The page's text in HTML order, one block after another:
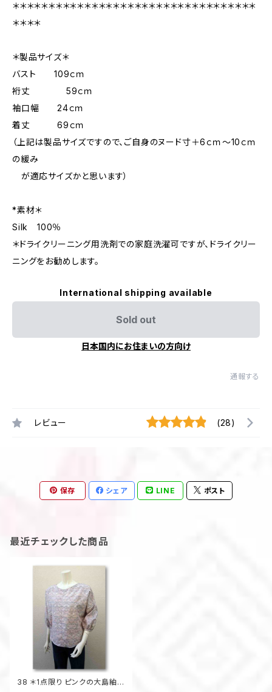
＊＊＊＊＊＊＊＊＊＊＊＊＊＊＊＊＊＊＊＊＊＊＊＊＊＊＊＊＊＊＊＊＊＊
＊＊＊＊
＊製品サイズ＊
バスト 109ｃｍ
裄丈 59ｃｍ
袖口幅 24ｃｍ
着丈 69ｃｍ
（上記は製品サイズですので、ご自身のヌード寸＋6ｃｍ～10ｃｍ
の緩み
が適応サイズかと思います）
*素材＊
Silk 100％
＊ドライクリーニング用洗剤での家庭洗濯可ですが、ドライクリー
ニングをお勧めします。
International shipping available
Sold out
日本国内にお住まいの方向け
通報する
レビュー (28)
保存 シェア LINE ポスト
最近チェックした商品
38 ＊1点限り ピンクの大島紬プ